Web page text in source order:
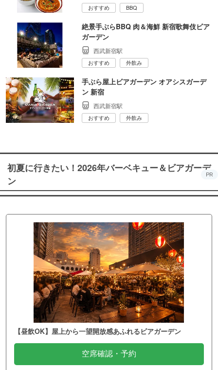
おすすめ BBQ
絶景手ぶらBBQ 肉＆海鮮 新宿歌舞伎ビア
ガーデン
西武新宿駅
おすすめ 外飲み
手ぶら屋上ビアガーデン オアシスガーデ
ン 新宿
西武新宿駅
おすすめ 外飲み
初夏に行きたい！2026年バーベキュー＆ビアガーデ
ン
PR
【昼飲OK】屋上から一望開放感あふれるビアガーデン
空席確認・予約